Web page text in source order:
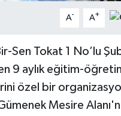
A- A+
Sen Tokat 1 No’lu
9 aylık eğitim-öğretim
özel bir
Mesire